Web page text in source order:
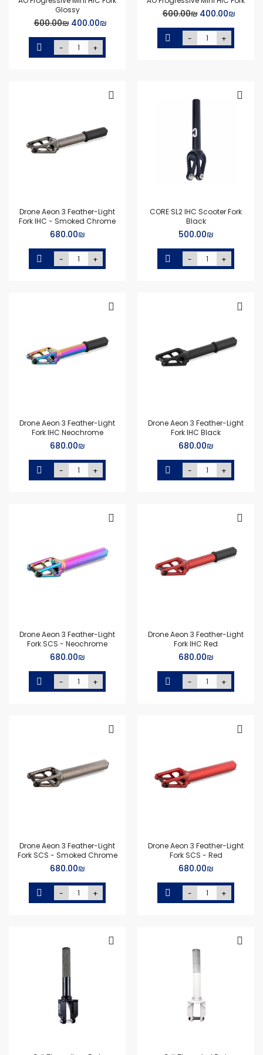
Special
₪‏400.00
₪‏600.00
- +
Glossy
Special
₪‏400.00
₪‏600.00
- +
CORE SL2 IHC Scooter Fork
Black
₪‏500.00
- +
Drone Aeon 3 Feather-Light
Fork IHC - Smoked Chrome
₪‏680.00
- +
Drone Aeon 3 Feather-Light
Fork IHC Black
₪‏680.00
- +
Drone Aeon 3 Feather-Light
Fork IHC Neochrome
₪‏680.00
- +
Drone Aeon 3 Feather-Light
Fork IHC Red
₪‏680.00
- +
Drone Aeon 3 Feather-Light
Fork SCS - Neochrome
₪‏680.00
- +
Drone Aeon 3 Feather-Light
Fork SCS - Red
₪‏680.00
- +
Drone Aeon 3 Feather-Light
Fork SCS - Smoked Chrome
₪‏680.00
- +